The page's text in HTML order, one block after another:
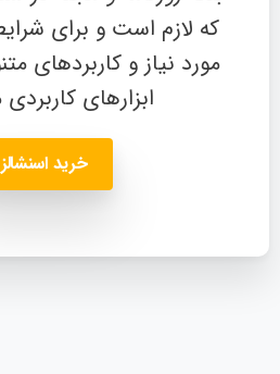
که لازم است و برای
مورد نیاز و کاربردهای
ابزارهای
خرید اسنشالز